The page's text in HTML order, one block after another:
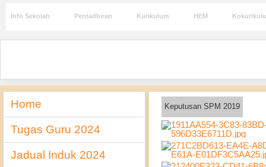
Info Sekolah Pentadbiran Kurikulum HEM
Home
Tugas Guru 2024
Jadual Induk 2024
Keputusan SPM 2019